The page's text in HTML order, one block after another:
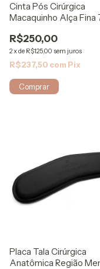
Cinta Pós Cirúrgica
Macaquinho Alça Fina
R$250,00
2xde R$125,00 sem juros
R$237,50 com Pix
Comprar
Placa Tala Cirúrgica
Anatômica Região